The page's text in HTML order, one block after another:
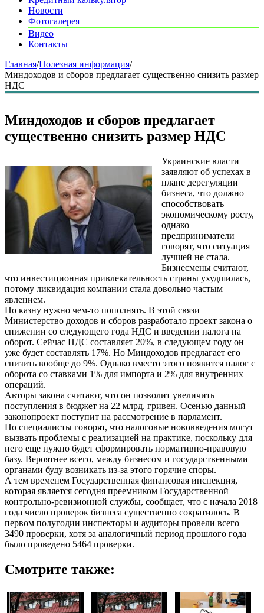
Новости
Фотогалерея
Видео
Контакты
Главная/Полезная информация/
Миндоходов и сборов предлагает существенно снизить размер
НДС
Миндоходов и сборов предлагает
существенно снизить размер НДС
Украинские власти
заявляют об успехах в
плане дерегуляции
бизнеса, что должно
способствовать
экономическому росту,
однако
предприниматели
говорят, что ситуация
лучшей не стала.
Бизнесмены считают,
что инвестиционная привлекательность страны ухудшилась,
потому ликвидация компании стала довольно частым
явлением.
Но казну нужно чем-то пополнять. В этой связи
Министерство доходов и сборов разработало проект закона о
снижении со следующего года НДС и введении налога на
оборот. Сейчас НДС составляет 20%, в следующем году он
уже будет составлять 17%. Но Миндоходов предлагает его
снизить вообще до 9%. Однако вместо этого появится налог с
оборота со ставками 1% для импорта и 2% для внутренних
операций.
Авторы закона считают, что он позволит увеличить
поступления в бюджет на 22 млрд. гривен. Осенью данный
законопроект поступит на рассмотрение в парламент.
Но специалисты говорят, что налоговые нововведения могут
вызвать проблемы с реализацией на практике, поскольку для
него еще нужно будет сформировать нормативно-правовую
базу. Вероятнее всего, между бизнесом и государственными
органами буду возникать из-за этого горячие споры.
А тем временем Государственная финансовая инспекция,
которая является сегодня преемником Государственной
контрольно-ревизионной службы, сообщает, что с начала 2018
года число проверок бизнеса существенно сократилось. В
первом полугодии инспекторы и аудиторы провели всего
3490 проверки, хотя за аналогичный период прошлого года
было проведено 5464 проверки.
Смотрите также: